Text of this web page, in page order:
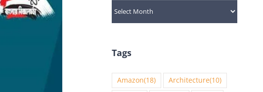
Archives
Tags
Amazon(18) Architecture(10)